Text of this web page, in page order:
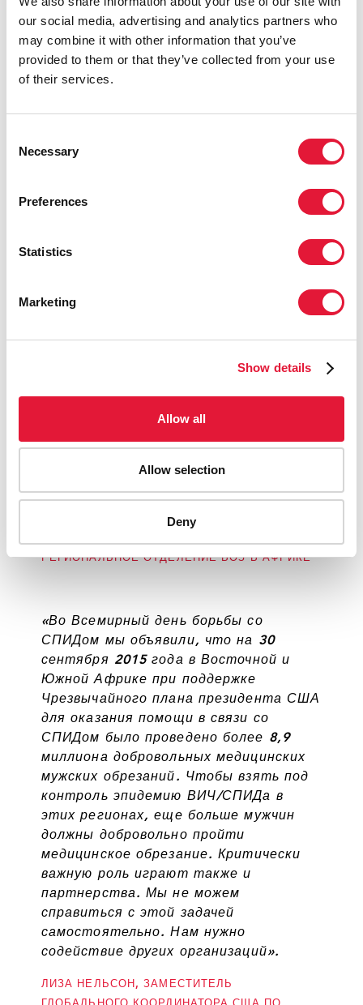
our social media, advertising and analytics partners who
may combine it with other information that you’ve
provided to them or that they’ve collected from your use
of their services.
Selection
Necessary
Preferences
Statistics
Marketing
Show details
Allow all
Allow selection
Deny
ВОСТОЧНОЙ И ЮЖНОЙ АФРИКИ
«Добровольное медицинское мужское
положительным отзывам мужчин из
популярность. Сейчас Замбия — это
ДЖОНАТАН МУМЕНА, ПРЕДСЕДАТЕЛЬ
НАЦИОНАЛЬНЫЙ СОВЕТ ПО СПИДУ
«Это отличная новость! Понятно,
Давайте же отпразднуем это!
Давайте скажем спасибо каждому из
МАГДА РОБАЛО, ДИРЕКТОР КЛАСТЕРА ПО
РЕГИОНАЛЬНОЕ ОТДЕЛЕНИЕ ВОЗ В АФРИКЕ
«Во Всемирный день борьбы со
СПИДом мы объявили, что на 30
сентября 2015 года в Восточной и
Южной Африке при поддержке
Чрезвычайного плана президента США
для оказания помощи в связи со
СПИДом было проведено более 8,9
миллиона добровольных медицинских
мужских обрезаний. Чтобы взять под
контроль эпидемию ВИЧ/СПИДа в
этих регионах, еще больше мужчин
должны добровольно пройти
медицинское обрезание. Критически
важную роль играют также и
партнерства. Мы не можем
справиться с этой задачей
самостоятельно. Нам нужно
содействие других организаций».
ЛИЗА НЕЛЬСОН, ЗАМЕСТИТЕЛЬ